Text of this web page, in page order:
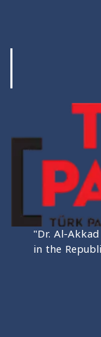
"Dr. Al-
in the